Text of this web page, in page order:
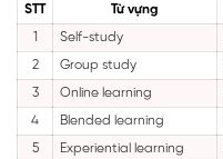
STT Từ vựng
1
Self-study
2
Group study
3
Online learning
4
Blended learning
5
Experiential learning